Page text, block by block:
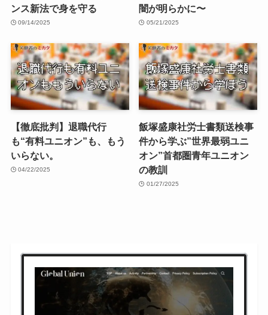
ンス新法で身を守る
09/14/2025
闇が明らかに〜
05/21/2025
【徹底批判】退職代行
も“有料ユニオン”も、もう
いらない。
04/22/2025
飯塚盛康社労士書類送検事
件から学ぶ”世界最弱ユニ
オン”首都圏青年ユニオン
の教訓
01/27/2025